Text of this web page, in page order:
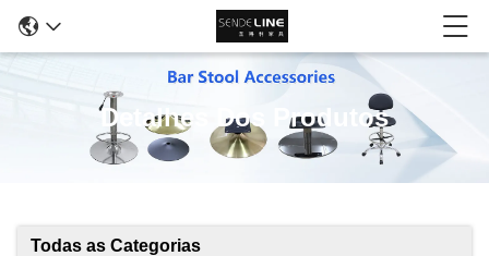
Detalhes Dos Produtos
Todas as Categorias